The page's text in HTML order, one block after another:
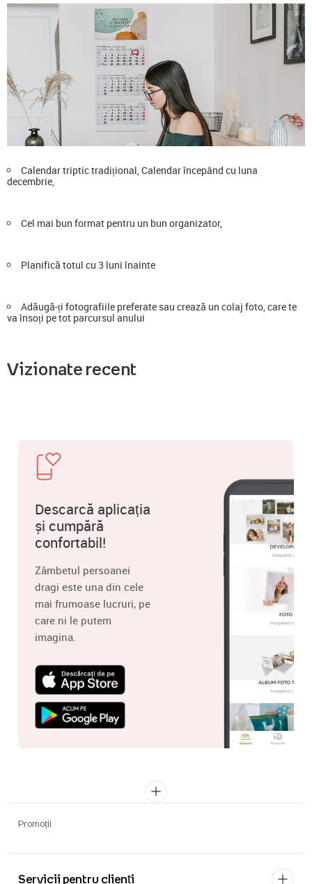
Calendar triptic tradițional, Calendar începând cu luna
decembrie,
Cel mai bun format pentru un bun organizator,
Planifică totul cu 3 luni înainte
Adăugă-ți fotografiile preferate sau crează un colaj foto, care te
va însoți pe tot parcursul anului
Vizionate recent
Descarcă aplicația
și cumpără
confortabil!
Zâmbetul persoanei
dragi este una din cele
mai frumoase lucruri, pe
care ni le putem
imagina.
Promoții
Servicii pentru clienți